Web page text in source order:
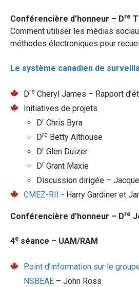
Conférencière d’honneur – Dre
Comment utiliser les médias
méthodes électroniques pour
Le système canadien de
DreCheryl James – Rapport
Initiatives de projets
Dr Chris Byra
Dre Betty Althouse
Dr Glen Duizer
Dr Grant Maxie
Discussion dirigée –
CMEZ-RII - Harry Gardiner et
Conférencière d’honneur – Dre
4e séance – UAM/RAM
Point d’information sur le
NSBEAE – John Ross